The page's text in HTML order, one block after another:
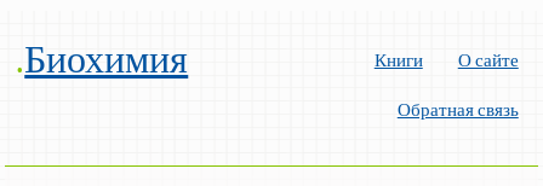
.Биохимия Книги О сайте
Обратная связь